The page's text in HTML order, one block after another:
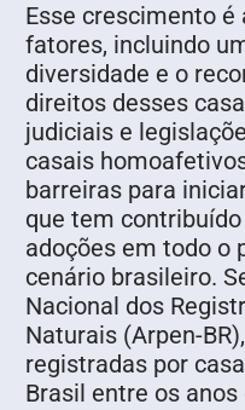
Esse crescimento
fatores, incluindo
diversidade e o
direitos desses
judiciais e
casais
barreiras para
que tem
adoções em todo o
cenário brasileiro.
Nacional dos
Naturais (Arpen-
registradas por
Brasil entre os anos